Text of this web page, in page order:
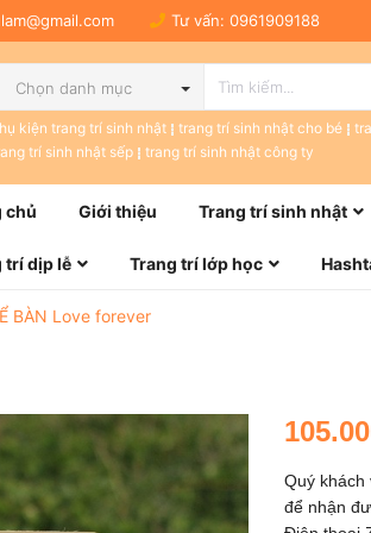
Tư vấn: 0961909188
Chọn danh mục
kiện trang trí sinh nhật trang trí sinh nhật cho bé
trí sinh nhật sếp
trang trí sinh nhật công ty
chủ Giới thiệu Trang trí sinh nhật
trí dịp lễ Trang trí lớp học
BÀN Love forever
Quý khách
để nhận